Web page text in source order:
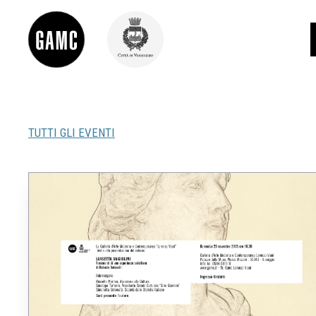
SHOP
LE COLLEZIONI
GLI AUTORI
LORENZO VIANI
MOSTRE
EVENTI
PALAZZO DELLE MUSE
TUTTI GLI EVENTI